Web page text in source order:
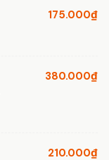
175.000₫
380.000₫
210.000₫